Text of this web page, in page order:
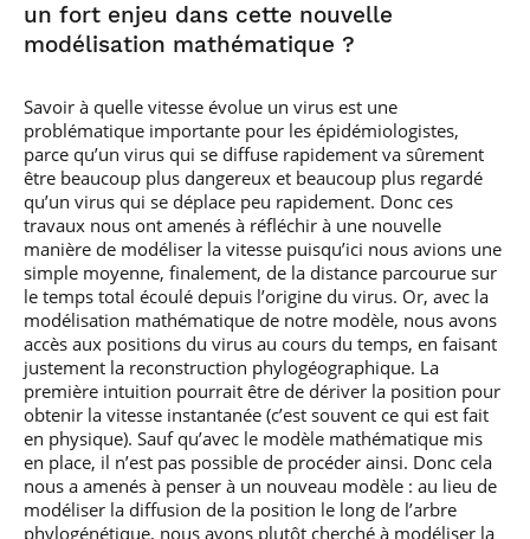
un fort enjeu dans cette nouvelle
modélisation mathématique ?
Savoir à quelle vitesse évolue un virus est une
problématique importante pour les épidémiologistes,
parce qu’un virus qui se diffuse rapidement va sûrement
être beaucoup plus dangereux et beaucoup plus regardé
qu’un virus qui se déplace peu rapidement. Donc ces
travaux nous ont amenés à réfléchir à une nouvelle
manière de modéliser la vitesse puisqu’ici nous avions une
simple moyenne, finalement, de la distance parcourue sur
le temps total écoulé depuis l’origine du virus. Or, avec la
modélisation mathématique de notre modèle, nous avons
accès aux positions du virus au cours du temps, en faisant
justement la reconstruction phylogéographique. La
première intuition pourrait être de dériver la position pour
obtenir la vitesse instantanée (c’est souvent ce qui est fait
en physique). Sauf qu’avec le modèle mathématique mis
en place, il n’est pas possible de procéder ainsi. Donc cela
nous a amenés à penser à un nouveau modèle : au lieu de
modéliser la diffusion de la position le long de l’arbre
phylogénétique, nous avons plutôt cherché à modéliser la